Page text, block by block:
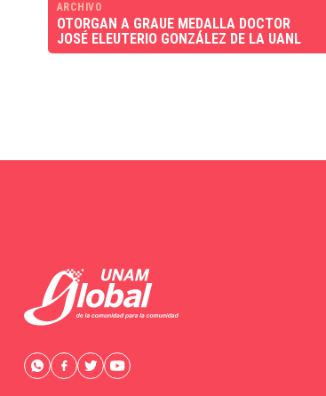
ARCHIVO
OTORGAN A GRAUE MEDALLA DOCTOR
JOSÉ ELEUTERIO GONZÁLEZ DE LA UANL